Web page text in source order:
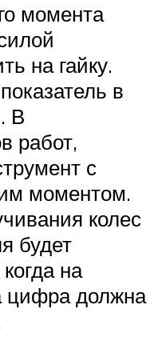
момента
на гайку.
в
В
работ,
с
моментом.
колес
будет
на
цифра должна